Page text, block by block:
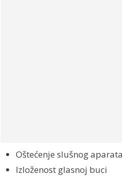
Oštećenje slušnog aparata
Izloženost glasnoj buci